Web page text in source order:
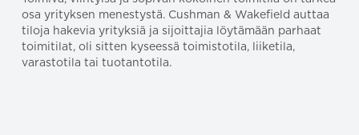
osa yrityksen menestystä. Cushman & Wakefield auttaa
tiloja hakevia yrityksiä ja sijoittajia löytämään parhaat
toimitilat, oli sitten kyseessä toimistotila, liiketila,
varastotila tai tuotantotila.